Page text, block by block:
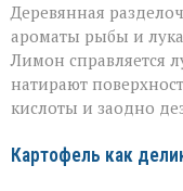
Деревянная
ароматы рыбы и лука
Лимон справляется
натирают
кислоты и заодно
Картофель как